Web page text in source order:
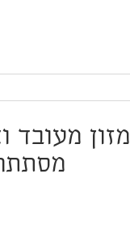
מזון מעובד